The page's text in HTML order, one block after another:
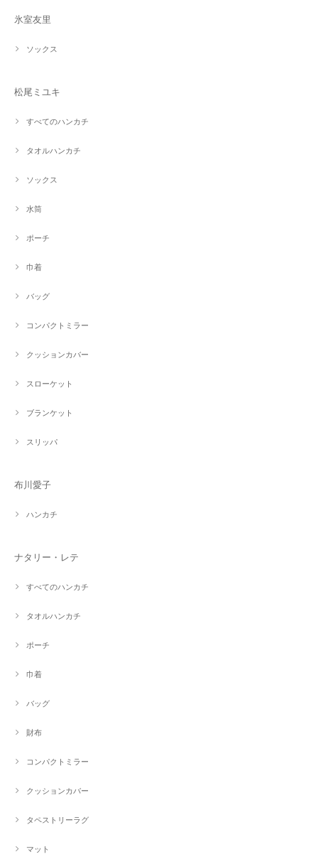
氷室友里
ソックス
松尾ミユキ
すべてのハンカチ
タオルハンカチ
ソックス
水筒
ポーチ
巾着
バッグ
コンパクトミラー
クッションカバー
スローケット
ブランケット
スリッパ
布川愛子
ハンカチ
ナタリー・レテ
すべてのハンカチ
タオルハンカチ
ポーチ
巾着
バッグ
財布
コンパクトミラー
クッションカバー
タペストリーラグ
マット